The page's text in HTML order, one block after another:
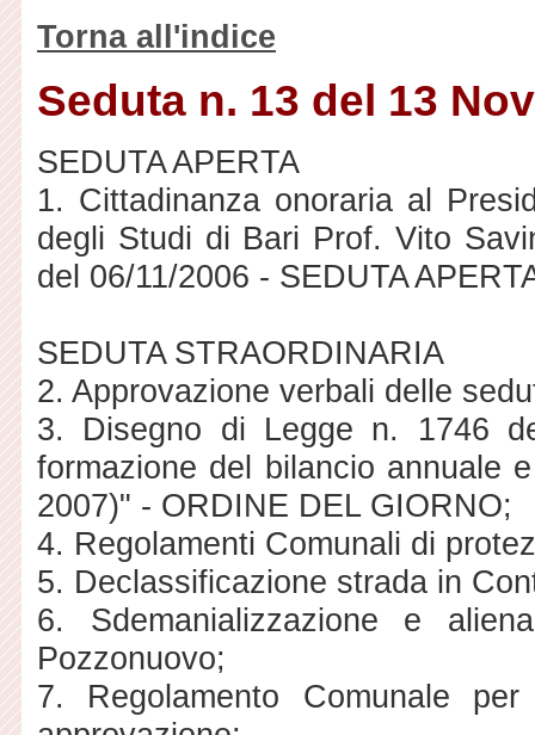
Torna all'indice
Seduta n. 13 del 13
SEDUTA APERTA
1. Cittadinanza onoraria al
degli Studi di Bari Prof. Vito
del 06/11/2006 - SEDUTA
SEDUTA STRAORDINARIA
2. Approvazione verbali delle
3. Disegno di Legge n. 1746
formazione del bilancio annuale
2007)" - ORDINE DEL GIORNO;
4. Regolamenti Comunali di
5. Declassificazione strada in
6. Sdemanializzazione e
Pozzonuovo;
7. Regolamento Comunale